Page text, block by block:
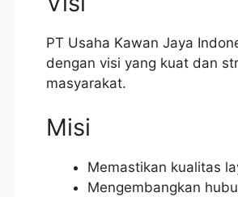
PT Usaha Kawan Jaya
dengan visi yang kuat dan
masyarakat.
Misi
Memastikan kualitas
Mengembangkan